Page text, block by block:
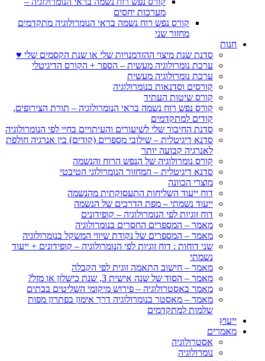
מערכות יחסים
קורס נפש רוח נשמה בראי הנומרולוגיה מתקדמים
מחזור שני
חנות
סדנת שנת מיצוי ההזדמנויות שלי או שנת הקסמים שלי ♥
ערכת נומרולוגיה מעשית – הספר + הקורס הדיגיטלי
ערכת נומרולוגיה מעשית
קורסים וסדנאות בנומרולוגיה
קורס שיטות העתיד
קורס נפש רוח נשמה בראי הנומרולוגיה – תורת הצירופים,
קודים למתקדמים
סדנת החיבור שלי לשיעורים והעיתויים בחיי לפי הנומרולוגיה
סדנא דיגיטלית – שילובי מספרים (קודים) בין אנרגיה חולפת
לאנרגיה קבועה יותר
קורס נומרולוגיה של הנפש הרוח והנשמה
סדנא דיגיטלית – המחזור הנומרולוגי הטיבטי
מוצרי הכוונה
דוח ייעוד השליחות התעסוקתית מהנשמה
ייעוד נשמתי – מפת הדרכים של הנשמה
דוח זוגיות לפי הנומרולוגיה – קופידונים
מאמר – המספרים החסרים בנומרולוגיה
מאמר – המספרים של נקודת שיווי המשקל בנומרולוגיה
שני דוחות : דוח זוגיות לפי הנומרולוגיה – קופידונים + ייעוד
נשמתי
מאמר – חישוב התאמה זוגית לפי הקבלה
מאמר – הסוד של שנה אישית 3, שנת כישלון או מזל?
מאמר באסטרולוגיה – פירוש מיקומי השליטים בבתים
מאמר – מאסטר בנומרולוגיה דרך אימון בפתרון מפות
שלמות למתקדמים
ייעוץ
מאמרים
אסטרולוגיה
נומרולוגיה